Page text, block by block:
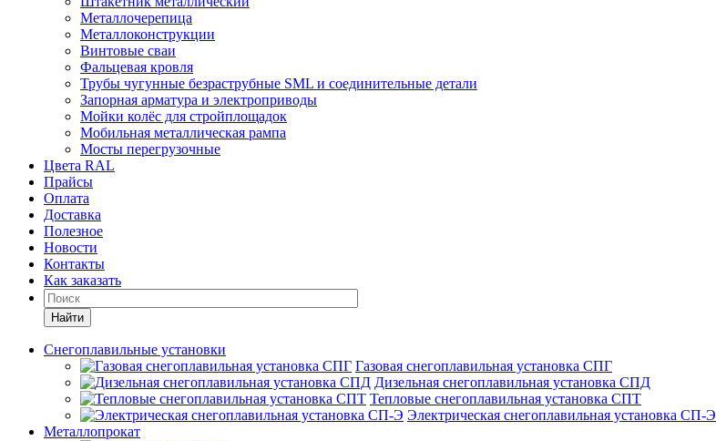
Металлочерепица
Металлоконструкции
Винтовые сваи
Фальцевая кровля
Трубы чугунные безраструбные SML и соединительные детали
Запорная арматура и электроприводы
Мойки колёс для стройплощадок
Мобильная металлическая рампа
Мосты перегрузочные
Цвета RAL
Прайсы
Оплата
Доставка
Полезное
Новости
Контакты
Как заказать
Найти
Снегоплавильные установки
Газовая снегоплавильная установка СПГ
Дизельная снегоплавильная установка СПД
Тепловые снегоплавильная установка СПТ
Электрическая снегоплавильная установка СП-Э
Металлопрокат